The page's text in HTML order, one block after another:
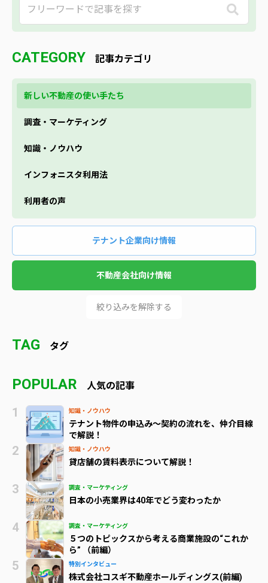
CATEGORY 記事カテゴリ
新しい不動産の使い手たち
調査・マーケティング
知識・ノウハウ
インフォニスタ利用法
利用者の声
テナント企業向け情報
不動産会社向け情報
絞り込みを解除する
TAG タグ
POPULAR 人気の記事
知識・ノウハウ
テナント物件の申込み～契約の流れを、仲介目線
で解説！
知識・ノウハウ
貸店舗の賃料表示について解説！
調査・マーケティング
日本の小売業界は40年でどう変わったか
調査・マーケティング
５つのトピックスから考える商業施設の“これか
ら” （前編）
特別インタビュー
株式会社コスギ不動産ホールディングス(前編)